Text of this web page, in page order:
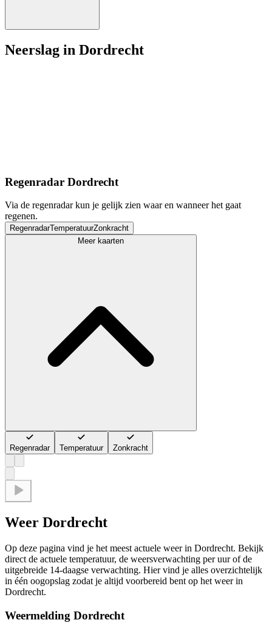
Neerslag in Dordrecht
Regenradar Dordrecht
Via de regenradar kun je gelijk zien waar en wanneer het gaat
regenen.
RegenradarTemperatuurZonkracht
Meer kaarten
Regenradar Temperatuur Zonkracht
Weer Dordrecht
Op deze pagina vind je het meest actuele weer in Dordrecht. Bekijk
direct de actuele temperatuur, de weersverwachting per uur of de
uitgebreide 14-daagse verwachting. Hier vind je alles overzichtelijk
in één oogopslag zodat je altijd voorbereid bent op het weer in
Dordrecht.
Weermelding Dordrecht